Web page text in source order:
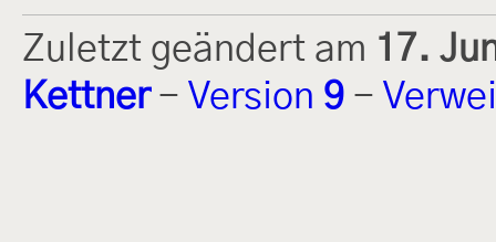
Zuletzt geändert am 17.
Kettner- Version 9 -